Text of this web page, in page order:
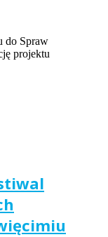
do Spraw
projektu